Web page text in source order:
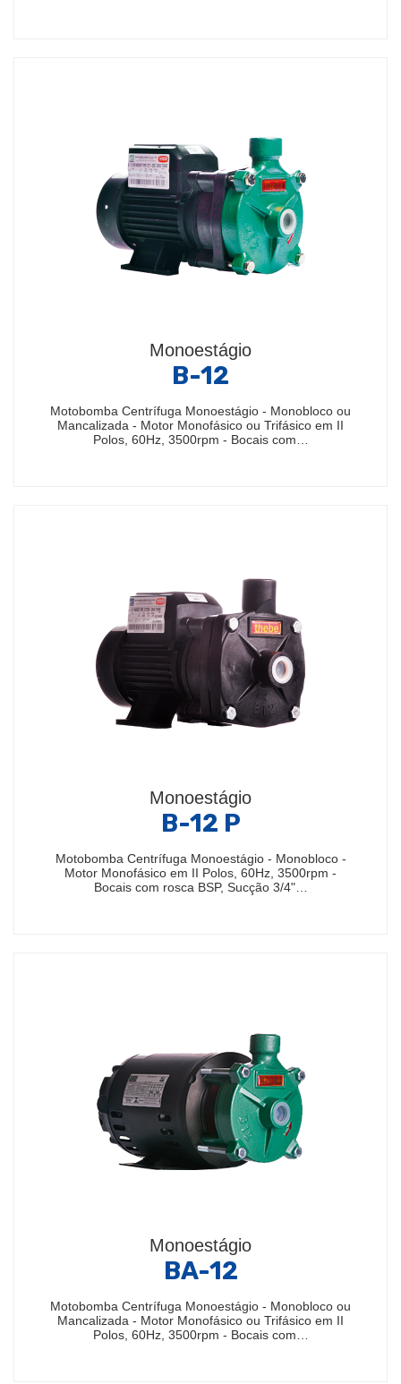
Monoestágio
B-12
Motobomba Centrífuga Monoestágio - Monobloco ou
Mancalizada - Motor Monofásico ou Trifásico em II
Polos, 60Hz, 3500rpm - Bocais com…
Monoestágio
B-12 P
Motobomba Centrífuga Monoestágio - Monobloco -
Motor Monofásico em II Polos, 60Hz, 3500rpm -
Bocais com rosca BSP, Sucção 3/4"…
Monoestágio
BA-12
Motobomba Centrífuga Monoestágio - Monobloco ou
Mancalizada - Motor Monofásico ou Trifásico em II
Polos, 60Hz, 3500rpm - Bocais com…